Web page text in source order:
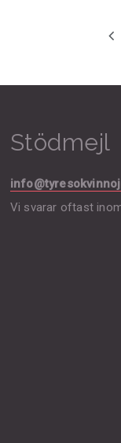
Stödmejl
Vi svarar oftast